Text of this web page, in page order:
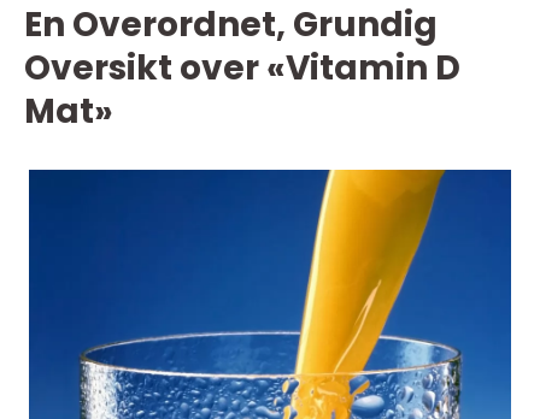
En Overordnet, Grundig
Oversikt over «Vitamin D
Mat»